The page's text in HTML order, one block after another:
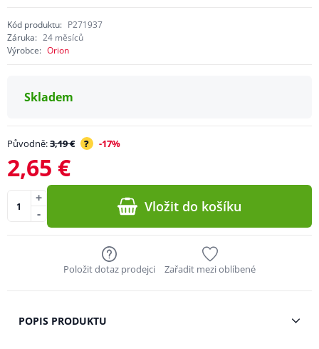
Kód produktu: P271937
Záruka: 24 měsíců
Výrobce: Orion
Skladem
Původně:3,19 € ? -17%
2,65 €
-
+ Vložit do košíku
Položit dotaz prodejci Zařadit mezi oblíbené
POPIS PRODUKTU